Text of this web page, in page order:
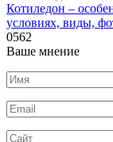
Котиледон –
условиях, виды,
0562
Ваше мнение
Имя
*
Email
*
Сайт